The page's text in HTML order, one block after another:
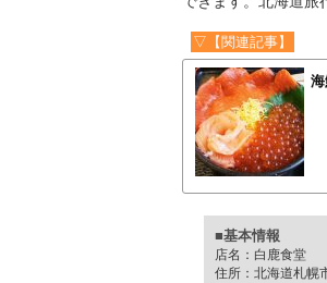
▽【関連記事】
■基本情報
店名：白鹿食堂
住所：北海道札幌